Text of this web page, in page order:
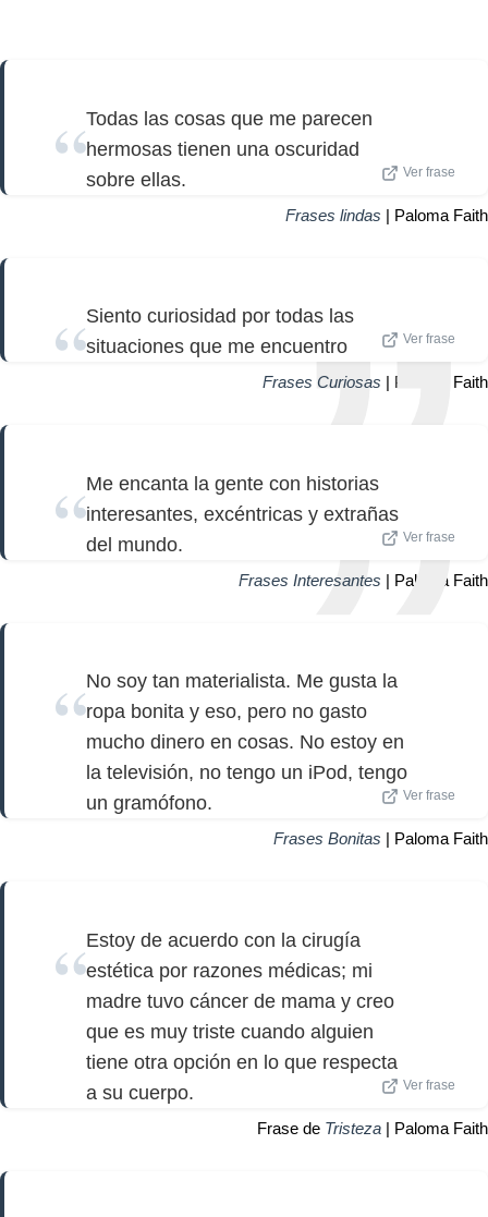
Todas las cosas que me parecen
hermosas tienen una oscuridad
sobre ellas.
Ver frase
Frases lindas | Paloma Faith
Siento curiosidad por todas las
situaciones que me encuentro
Ver frase
Frases Curiosas | Paloma Faith
Me encanta la gente con historias
interesantes, excéntricas y extrañas
del mundo.
Ver frase
Frases Interesantes | Paloma Faith
No soy tan materialista. Me gusta la
ropa bonita y eso, pero no gasto
mucho dinero en cosas. No estoy en
la televisión, no tengo un iPod, tengo
un gramófono.
Ver frase
Frases Bonitas | Paloma Faith
Estoy de acuerdo con la cirugía
estética por razones médicas; mi
madre tuvo cáncer de mama y creo
que es muy triste cuando alguien
tiene otra opción en lo que respecta
a su cuerpo.
Ver frase
Frase de Tristeza | Paloma Faith